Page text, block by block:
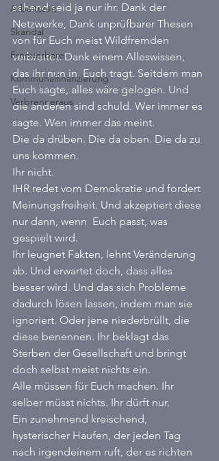
Arbeitszeit
Skandal
Erneuerbare
Kommunalfinanzierung
Verbrenneraus
sehend seid ja nur ihr. Dank der
Netzwerke, Dank unprüfbarer Thesen
von für Euch meist Wildfremden
verbreitet. Dank einem Alleswissen,
das ihr nun in  Euch tragt. Seitdem man
Euch sagte, alles wäre gelogen. Und
die anderen sind schuld. Wer immer es
sagte. Wen immer das meint.
Die da drüben. Die da oben. Die da zu
uns kommen.
Ihr nicht.
IHR redet vom Demokratie und fordert
Meinungsfreiheit. Und akzeptiert diese
nur dann, wenn  Euch passt, was
gespielt wird.
Ihr leugnet Fakten, lehnt Veränderung
ab. Und erwartet doch, dass alles
besser wird. Und das sich Probleme
dadurch lösen lassen, indem man sie
ignoriert. Oder jene niederbrüllt, die
diese benennen. Ihr beklagt das
Sterben der Gesellschaft und bringt
doch selbst meist nichts ein.
Alle müssen für Euch machen. Ihr
selber müsst nichts. Ihr dürft nur.
Ein zunehmend kreischend,
hysterischer Haufen, der jeden Tag
nach irgendeinem ruft, der es richten